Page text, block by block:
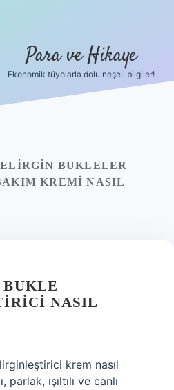
Para ve Hikaye
Ekonomik tüyolarla dolu neşeli bilgiler!
BUKLELER
KREMI NASIL
BUKLE
NASIL
krem nasıl
parlak, ışıltılı ve canlı